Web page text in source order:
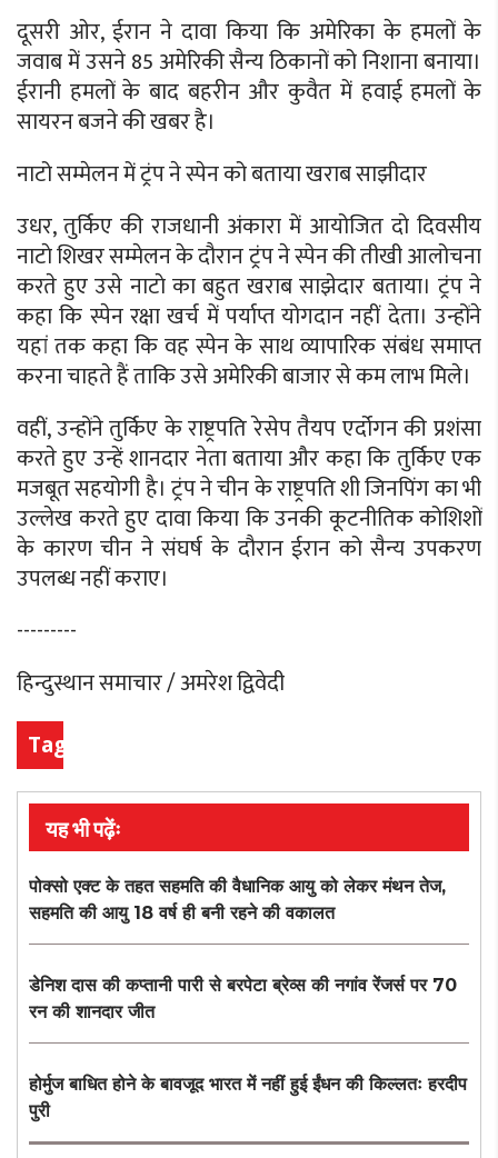
दूसरी ओर, ईरान ने दावा किया कि अमेरिका के हमलों के
जवाब में उसने 85 अमेरिकी सैन्य ठिकानों को निशाना बनाया।
ईरानी हमलों के बाद बहरीन और कुवैत में हवाई हमलों के
सायरन बजने की खबर है।
नाटो सम्मेलन में ट्रंप ने स्पेन को बताया खराब साझीदार
उधर, तुर्किए की राजधानी अंकारा में आयोजित दाे दिवसीय
नाटाे शिखर सम्मेलन के दौरान ट्रंप ने स्पेन की तीखी आलोचना
करते हुए उसे नाटाे का बहुत खराब साझेदार बताया। ट्रंप ने
कहा कि स्पेन रक्षा खर्च में पर्याप्त योगदान नहीं देता। उन्होंने
यहां तक कहा कि वह स्पेन के साथ व्यापारिक संबंध समाप्त
करना चाहते हैं ताकि उसे अमेरिकी बाजार से कम लाभ मिले।
वहीं, उन्होंने तुर्किए के राष्ट्रपति रेसेप तैयप एर्दोगन की प्रशंसा
करते हुए उन्हें शानदार नेता बताया और कहा कि तुर्किए एक
मजबूत सहयोगी है। ट्रंप ने चीन के राष्ट्रपति शी जिनपिंग का भी
उल्लेख करते हुए दावा किया कि उनकी कूटनीतिक कोशिशों
के कारण चीन ने संघर्ष के दौरान ईरान को सैन्य उपकरण
उपलब्ध नहीं कराए।
---------
हिन्दुस्थान समाचार / अमरेश द्विवेदी
Tags
यह भी पढ़ेंः
पोक्सो एक्ट के तहत सहमति की वैधानिक आयु को लेकर मंथन तेज,
सहमति की आयु 18 वर्ष ही बनी रहने की वकालत
डेनिश दास की कप्तानी पारी से बरपेटा ब्रेव्स की नगांव रेंजर्स पर 70
रन की शानदार जीत
होर्मुज बाधित होने के बावजूद भारत में नहीं हुई ईंधन की किल्लतः हरदीप
पुरी